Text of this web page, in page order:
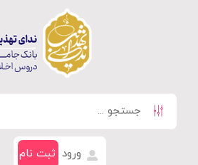
ورود ثبت نام